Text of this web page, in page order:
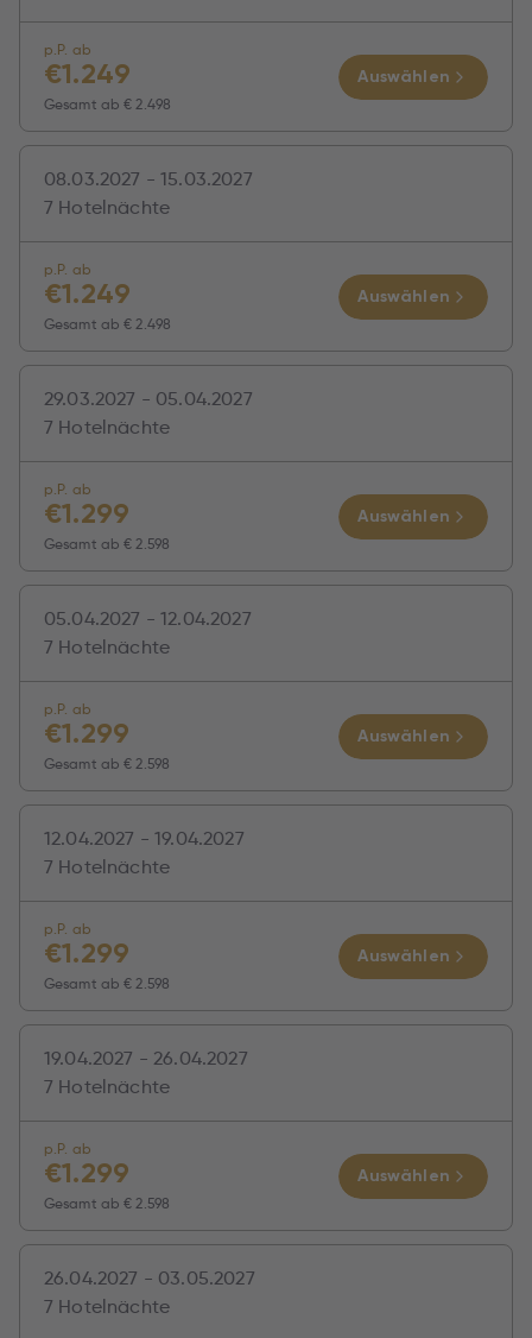
p.P. ab
€1.249
Gesamt ab€ 2.498
Auswählen
08.03.2027 - 15.03.2027
7 Hotelnächte
p.P. ab
€1.249
Gesamt ab€ 2.498
Auswählen
29.03.2027 - 05.04.2027
7 Hotelnächte
p.P. ab
€1.299
Gesamt ab€ 2.598
Auswählen
05.04.2027 - 12.04.2027
7 Hotelnächte
p.P. ab
€1.299
Gesamt ab€ 2.598
Auswählen
12.04.2027 - 19.04.2027
7 Hotelnächte
p.P. ab
€1.299
Gesamt ab€ 2.598
Auswählen
19.04.2027 - 26.04.2027
7 Hotelnächte
p.P. ab
€1.299
Gesamt ab€ 2.598
Auswählen
26.04.2027 - 03.05.2027
7 Hotelnächte